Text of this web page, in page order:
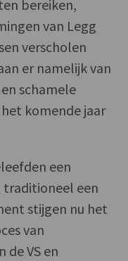
bereiken,
van Legg
verscholen
er namelijk van
schamele
komende jaar
een
traditioneel een
stijgen nu het
van
de VS en